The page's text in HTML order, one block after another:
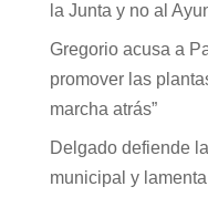
la Junta y no al
Gregorio acusa a
promover las
marcha atrás”
Delgado defiende
municipal y